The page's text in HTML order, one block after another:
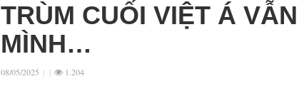
TRÙM CUỐI VIỆT Á
MÌNH…
08/05/2025 | | 1.204